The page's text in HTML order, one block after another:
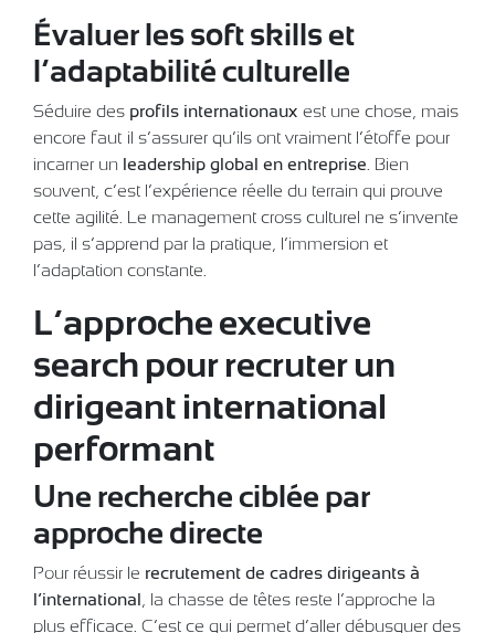
Évaluer les soft skills et
l’adaptabilité culturelle
Séduire des profils internationaux est une chose, mais
encore faut-il s’assurer qu’ils ont vraiment l’étoffe pour
incarner un leadership global en entreprise. Bien
souvent, c’est l’expérience réelle du terrain qui prouve
cette agilité. Le management cross culturel ne s’invente
pas, il s’apprend par la pratique, l’immersion et
l’adaptation constante.
L’approche executive
search pour recruter un
dirigeant international
performant
Une recherche ciblée par
approche directe
Pour réussir le recrutement de cadres dirigeants à
l’international, la chasse de têtes reste l’approche la
plus efficace. C’est ce qui permet d’aller débusquer des